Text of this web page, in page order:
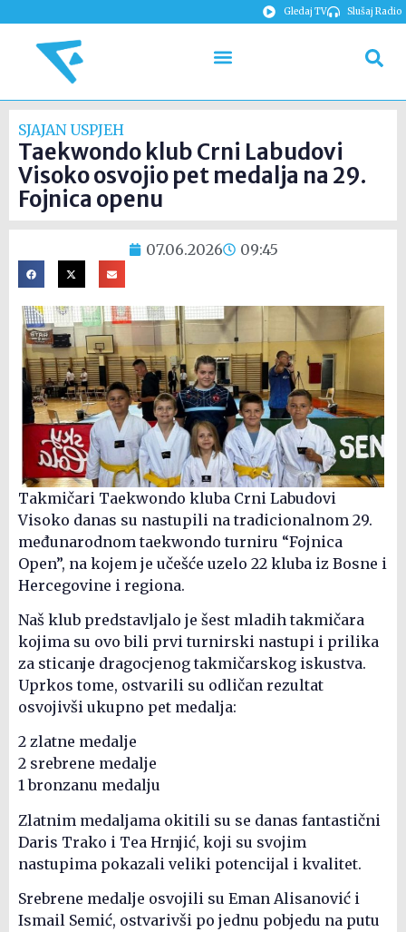
Gledaj TV Slušaj Radio
SJAJAN USPJEH
Taekwondo klub Crni Labudovi
Visoko osvojio pet medalja na 29.
Fojnica openu
07.06.2026 09:45
Takmičari Taekwondo kluba Crni Labudovi
Visoko danas su nastupili na tradicionalnom 29.
međunarodnom taekwondo turniru “Fojnica
Open”, na kojem je učešće uzelo 22 kluba iz Bosne i
Hercegovine i regiona.
Naš klub predstavljalo je šest mladih takmičara
kojima su ovo bili prvi turnirski nastupi i prilika
za sticanje dragocjenog takmičarskog iskustva.
Uprkos tome, ostvarili su odličan rezultat
osvojivši ukupno pet medalja:
2 zlatne medalje
2 srebrene medalje
1 bronzanu medalju
Zlatnim medaljama okitili su se danas fantastični
Daris Trako i Tea Hrnjić, koji su svojim
nastupima pokazali veliki potencijal i kvalitet.
Srebrene medalje osvojili su Eman Alisanović i
Ismail Semić, ostvarivši po jednu pobjedu na putu